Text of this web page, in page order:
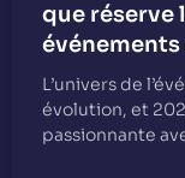
que réserve
L’univers de
évolution, et
passionnante